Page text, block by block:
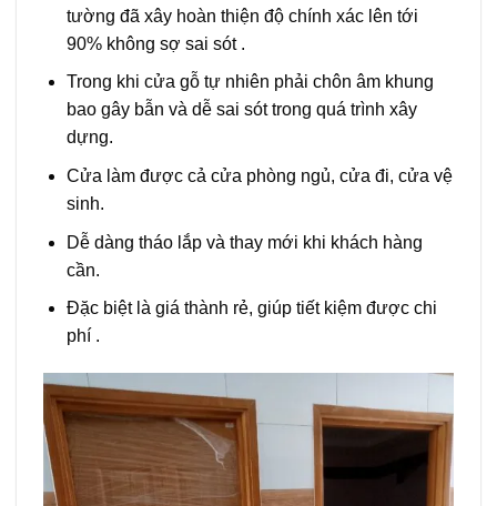
tường đã xây hoàn thiện độ chính xác lên tới
90% không sợ sai sót .
Trong khi cửa gỗ tự nhiên phải chôn âm khung
bao gây bẫn và dễ sai sót trong quá trình xây
dựng.
Cửa làm được cả cửa phòng ngủ, cửa đi, cửa vệ
sinh.
Dễ dàng tháo lắp và thay mới khi khách hàng
cần.
Đặc biệt là giá thành rẻ, giúp tiết kiệm được chi
phí .